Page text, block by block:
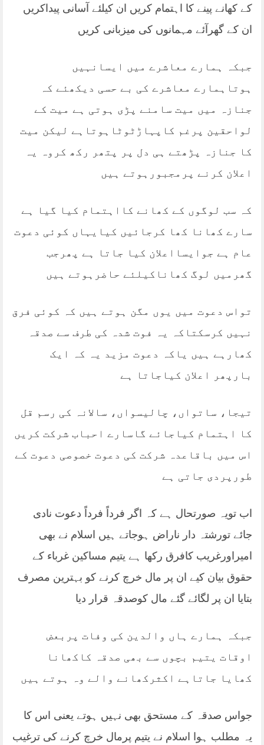
کے کھانے پینے کا اہتمام کریں ان کیلئے آسانی پیداکریں
ان کے گھرآئے مہمانوں کی میزبانی کریں
جبکہ ہمارے معاشرے میں ایسانہیں
ہوتاہمارے معاشرے کی بے حسی دیکھئے کہ
جنازہ میں میت سامنے پڑی ہوتی ہے میت کے
لواحقین پرغم کاپہاڑٹوٹاہوتاہے لیکن میت
کا جنازہ پڑھتے ہی دل پر پتھر رکھ کروہ یہ
اعلان کرنے پرمجبورہوتے ہیں
کہ سب لوگوں کے کھانے کااہتمام کیا گیا ہے
سارے کھانا کھا کرجائیں کیایہاں کوئی دعوت
عام ہے جوایسااعلان کیا جاتا ہے پھرجب
گھرمیں لوگ کھاناکیلئے حاضرہوتے ہیں
تواس دعوت میں یوں مگن ہوتے ہیں کہ کوئی فرق
نہیں کرسکتاکہ یہ فوت شدہ کی طرف سے صدقہ
کھارہے ہیں یاکہ دعوت مزید یہ کہ ایک
بارپھر اعلان کیاجاتا ہے
تیجا، ساتواں، چالیسواں، سالانہ کی رسم قل
کا اہتمام کیاجائے گاسارے احباب شرکت کریں
اس میں باقاعدہ شرکت کی دعوت خصوصی دعوت کے
طورپردی جاتی ہے
اب تویہ صورتحال ہے کہ اگر فرداً فرداً دعوت نادی
جائے تورشتہ دار ناراض ہوجاتے ہیں اسلام نے بھی
امیراورغریب کافرق رکھا ہے یتیم مساکین غرباء کے
حقوق بیان کیے ان پر مال خرچ کرنے کو بہترین مصرف
بتایا ان پر لگائے گئے مال کوصدقہ قرار دیا
جبکہ ہمارے ہاں والدین کی وفات پربعض
اوقات یتیم بچوں سے بھی صدقہ کاکھانا
کھایا جاتاہے اکثرکھانے والے وہ ہوتے ہیں
جواس صدقہ کے مستحق بھی نہیں ہوتے یعنی اس کا
یہ مطلب ہوا اسلام نے یتیم پرمال خرچ کرنے کی ترغیب